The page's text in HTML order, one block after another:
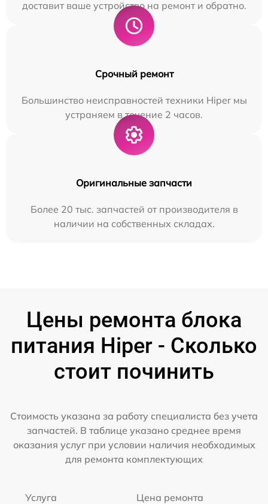
доставит ваше устройство на ремонт и обратно.
Срочный ремонт
Большинство неисправностей техники Hiper мы
устраняем в течение 2 часов.
Оригинальные запчасти
Более 20 тыс. запчастей от производителя в
наличии на собственных складах.
Цены ремонта блока
питания Hiper - Сколько
стоит починить
Стоимость указана за работу специалиста без учета
запчастей. В таблице указано среднее время
оказания услуг при условии наличия необходимых
для ремонта комплектующих
Услуга Цена ремонта